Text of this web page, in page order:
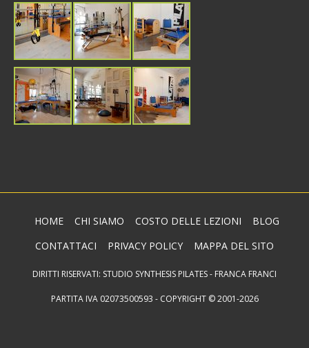
HOME CHI SIAMO COSTO DELLE LEZIONI
BLOG
CONTATTACI
PRIVACY POLICY MAPPA DEL SITO
DIRITTI RISERVATI: STUDIO SYNTHESIS PILATES - FRANCA FRANCI
PARTITA IVA 02073500593 - COPYRIGHT © 2001-2026